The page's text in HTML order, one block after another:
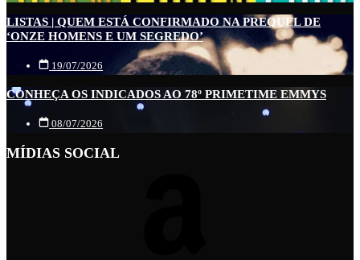
LISTAS | QUEM ESTÁ CONFIRMADO NA PREQUEL DE
‘ONZE HOMENS E UM SEGREDO’
19/07/2026
CONHEÇA OS INDICADOS AO 78º PRIMETIME EMMYS
08/07/2026
MÍDIAS SOCIAL